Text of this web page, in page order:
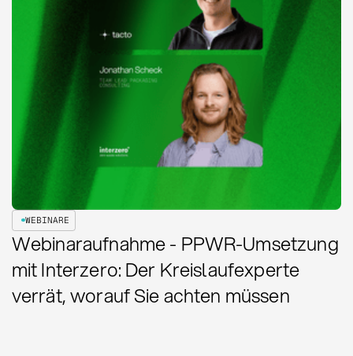
WEBINARE
Webinaraufnahme - PPWR-Umsetzung
mit Interzero: Der Kreislaufexperte
verrät, worauf Sie achten müssen